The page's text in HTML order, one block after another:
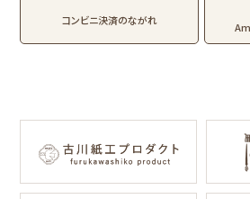
トビマツショウイチ
キャラクター別
コンビニ決済のながれ